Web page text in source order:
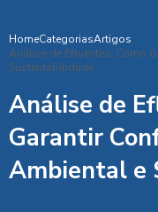
HomeCategoriasArtigos
Análise de Efluentes: Como
Sustentabilidade
Análise de
Garantir
Ambiental e